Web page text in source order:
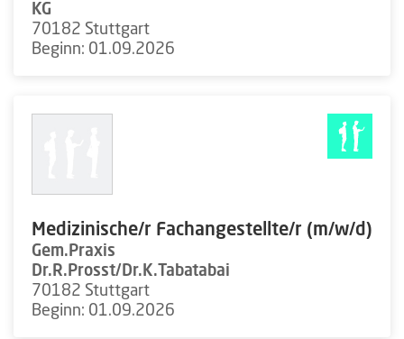
KG
70182 Stuttgart
Beginn: 01.09.2026
Medizinische/r Fachangestellte/r (m/w/d)
Gem.Praxis
Dr.R.Prosst/Dr.K.Tabatabai
70182 Stuttgart
Beginn: 01.09.2026